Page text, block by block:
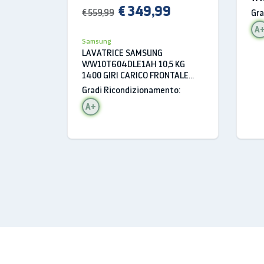
€ 559,99 € 349,99
Samsung
LAVATRICE SAMSUNG
WW10T604DLE1AH 10,5 KG
1400 GIRI CARICO FRONTALE
LIBERA INSTALLAZIONE CLASSE
A
Gradi Ricondizionamento:
A+
A+